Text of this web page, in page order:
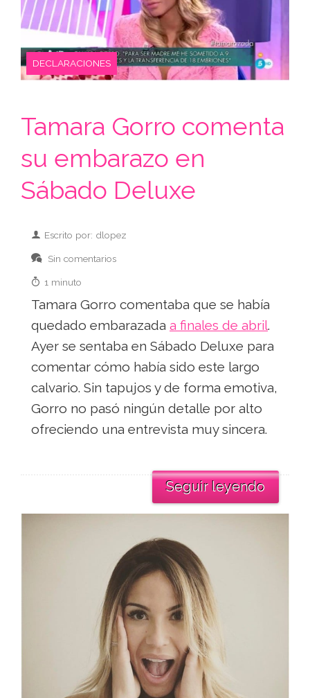
DECLARACIONES
Tamara Gorro comenta
su embarazo en
Sábado Deluxe
Escrito por: dlopez
Sin comentarios
1 minuto
Tamara Gorro comentaba que se había
quedado embarazada a finales de abril.
Ayer se sentaba en Sábado Deluxe para
comentar cómo había sido este largo
calvario. Sin tapujos y de forma emotiva,
Gorro no pasó ningún detalle por alto
ofreciendo una entrevista muy sincera.
Seguir leyendo